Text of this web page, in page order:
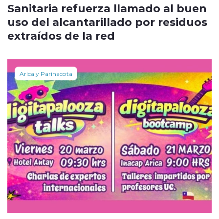
Sanitaria refuerza llamado al buen
uso del alcantarillado por residuos
extraídos de la red
Arica y Parinacota